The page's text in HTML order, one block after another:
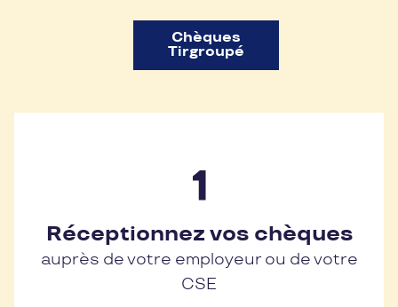
Chèques
Tirgroupé
Réceptionnez vos chèques
auprès de votre employeur ou de votre
CSE